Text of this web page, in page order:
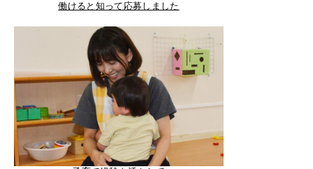
働けると知って応募しました